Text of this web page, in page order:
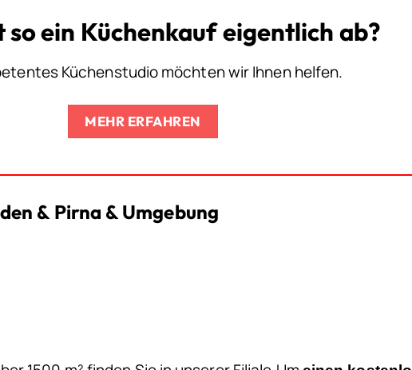
ein Küchenkauf eigentlich ab?
Küchenstudio möchten wir Ihnen helfen.
MEHR ERFAHREN
& Pirna & Umgebung